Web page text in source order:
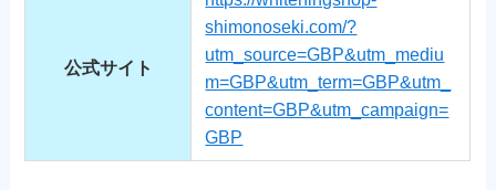
公式サイト
shimonoseki.com/?
utm_source=GBP&utm_mediu
m=GBP&utm_term=GBP&utm_
content=GBP&utm_campaign=
GBP